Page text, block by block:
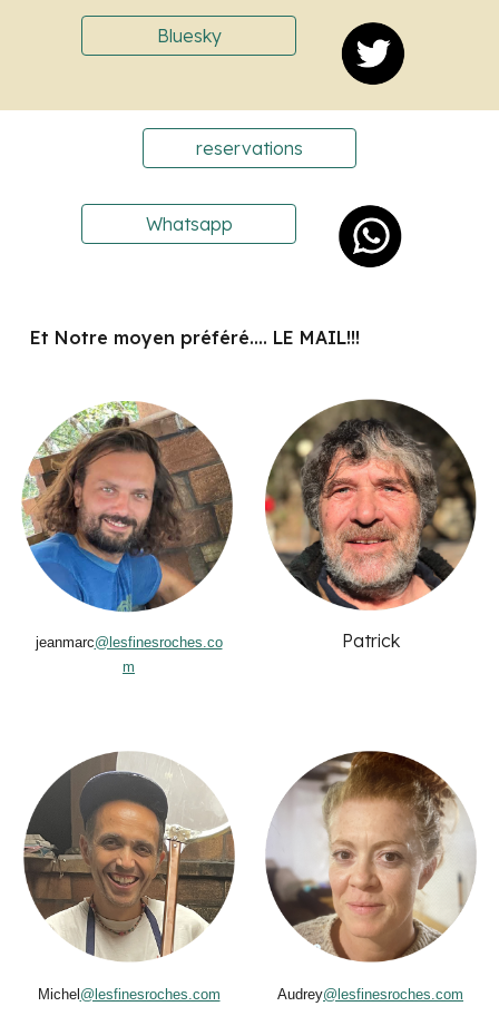
Bluesky
reservations
Whatsapp
Et Notre moyen préféré.... LE MAIL!!!
jeanmarc@lesfinesroches.co
m
Patrick
Michel @lesfinesroches.com Audrey@lesfinesroches.com